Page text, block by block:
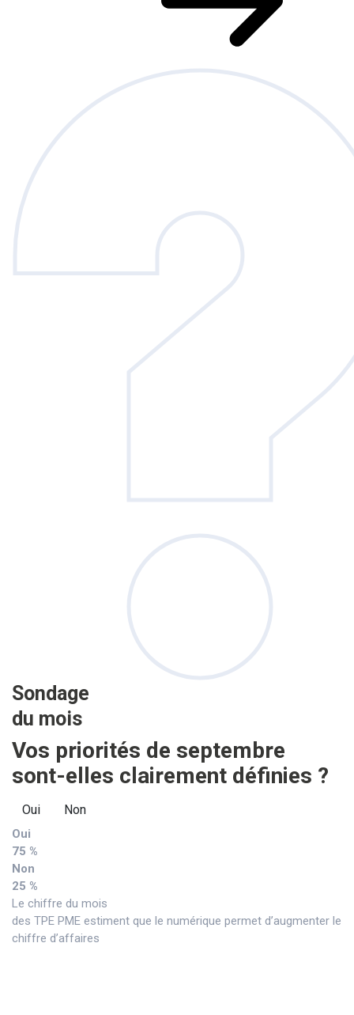
Sondage
du mois
Vos priorités de septembre
sont-elles clairement définies ?
Oui Non
Oui
75 %
Non
25 %
Le chiffre du mois
des TPE PME estiment que le numérique permet d’augmenter le
chiffre d’affaires